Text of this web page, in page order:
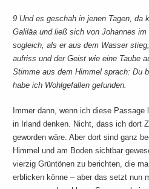
9 Und es geschah in jenen Tagen, da
Galiläa und ließ sich von Johannes
sogleich, als er aus dem Wasser
aufriss und der Geist wie eine Taube
Stimme aus dem Himmel sprach: Du
habe ich Wohlgefallen gefunden.
Immer dann, wenn ich diese
in Irland denken. Nicht, dass ich dort
geworden wäre. Aber dort sind ganz
Himmel und am Boden sichtbar
vierzig Grüntönen zu berichten, die
erblicken könne – aber das setzt nun